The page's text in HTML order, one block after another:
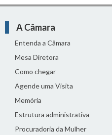
A Câmara
Entenda a Câmara
Mesa Diretora
Como chegar
Agende uma Visita
Memória
Estrutura administrativa
Procuradoria da Mulher